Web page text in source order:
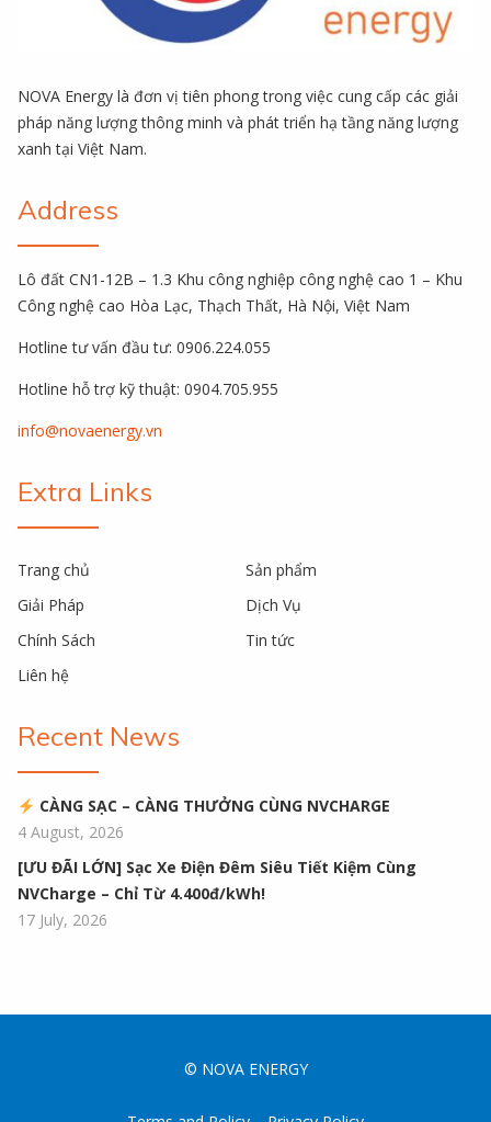
NOVA Energy là đơn vị tiên phong trong việc cung cấp các giải
pháp năng lượng thông minh và phát triển hạ tầng năng lượng
xanh tại Việt Nam.
Address
Lô đất CN1-12B – 1.3 Khu công nghiệp công nghệ cao 1 – Khu
Công nghệ cao Hòa Lạc, Thạch Thất, Hà Nội, Việt Nam
Hotline tư vấn đầu tư: 0906.224.055
Hotline hỗ trợ kỹ thuật: 0904.705.955
info@novaenergy.vn
Extra Links
Trang chủ
Sản phẩm
Giải Pháp
Dịch Vụ
Chính Sách
Tin tức
Liên hệ
Recent News
CÀNG SẠC – CÀNG THƯỞNG CÙNG NVCHARGE
4 August, 2026
[ƯU ĐÃI LỚN] Sạc Xe Điện Đêm Siêu Tiết Kiệm Cùng
NVCharge – Chỉ Từ 4.400đ/kWh!
17 July, 2026
© NOVA ENERGY